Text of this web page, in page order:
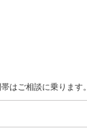
はご相談に乗ります。